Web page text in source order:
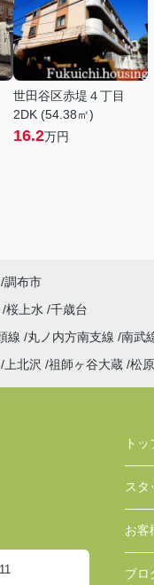
世田谷区赤堤４丁目
2DK (54.38㎡)
16.2万円
調布市
桜上水 千歳台
線 丸ノ内方南支線 南武
上北沢 祖師ヶ谷大蔵 松原
ト
スタ
お客
ブロ